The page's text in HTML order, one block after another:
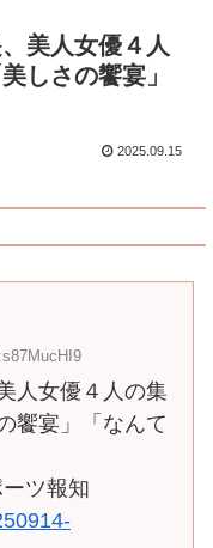
美人女優４人
しさの饗宴」
2025.09.15
人女優４人の集
饗宴」「なんて
ツ報知